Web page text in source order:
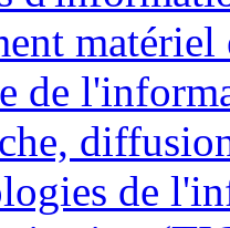
matériel
de
de